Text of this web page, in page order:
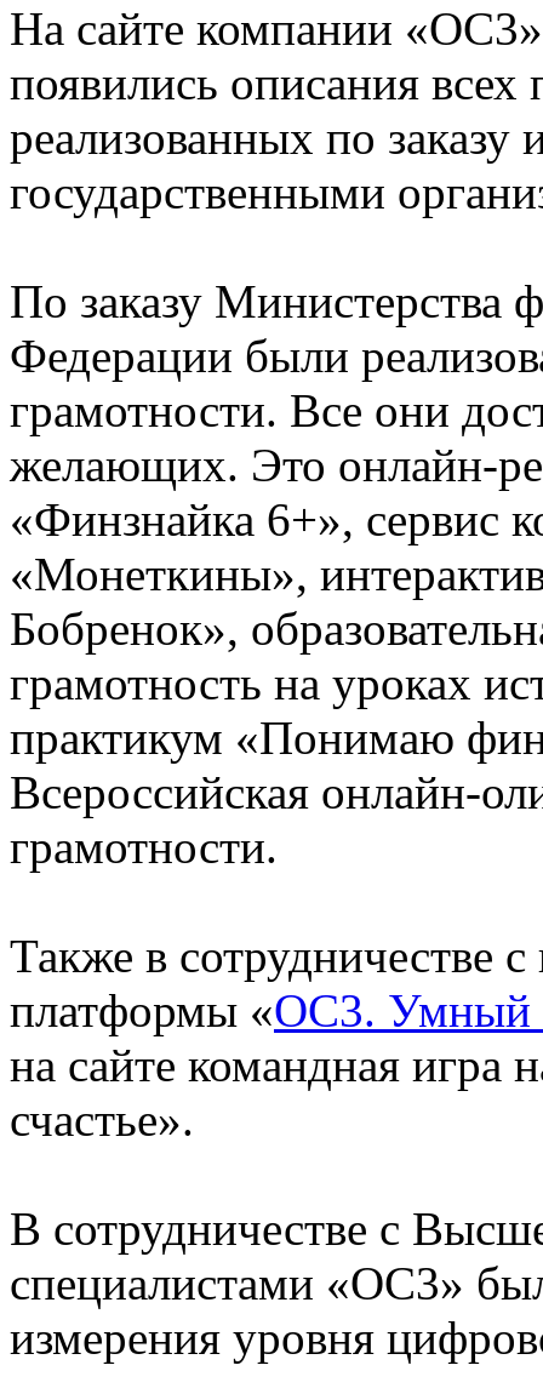
На сайте компании «ОС3»
появились описания всех
реализованных по
государственными
По заказу Министерства
Федерации были
грамотности. Все они
желающих. Это онлайн-
«Финзнайка 6+», сервис
«Монеткины»,
Бобренок»,
грамотность на уроках
практикум «Понимаю
Всероссийская онлайн-
грамотности.
Также в сотрудничестве
платформы «ОС3. Умный
на сайте командная игра
счастье».
В сотрудничестве с
специалистами «ОС3»
измерения уровня